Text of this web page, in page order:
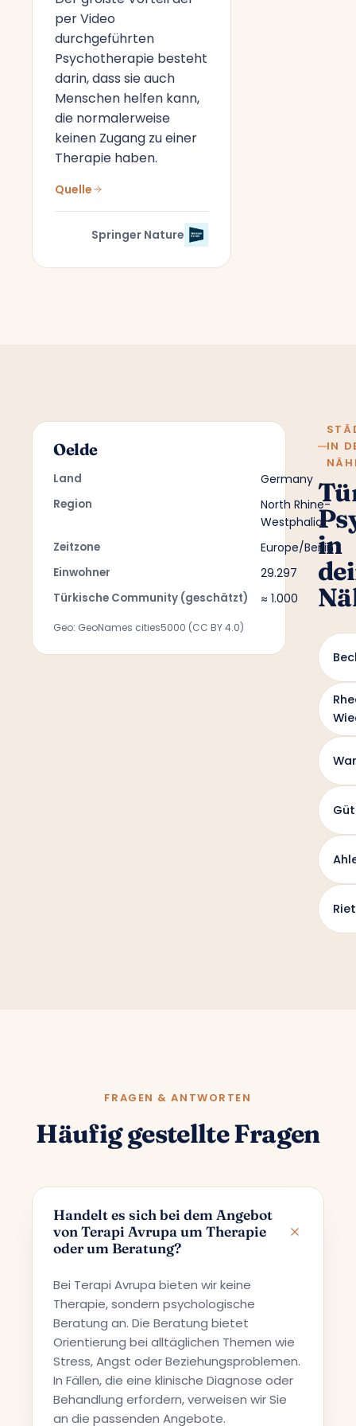
per Video
durchgeführten
Psychotherapie besteht
darin, dass sie auch
Menschen helfen kann,
die normalerweise
keinen Zugang zu einer
Therapie haben.
Quelle
Springer Nature
Oelde
Land Germany
Region
North Rhine-
Westphalia
Zeitzone Europe/Berlin
Einwohner 29.297
Türkische Community (geschätzt) ≈ 1.000
Geo: GeoNames cities5000 (CC BY 4.0)
IN
in
FRAGEN & ANTWORTEN
Häufig gestellte Fragen
Handelt es sich bei dem Angebot
von Terapi Avrupa um Therapie
oder um Beratung?
Bei Terapi Avrupa bieten wir keine
Therapie, sondern psychologische
Beratung an. Die Beratung bietet
Orientierung bei alltäglichen Themen wie
Stress, Angst oder Beziehungsproblemen.
In Fällen, die eine klinische Diagnose oder
Behandlung erfordern, verweisen wir Sie
an die passenden Angebote.